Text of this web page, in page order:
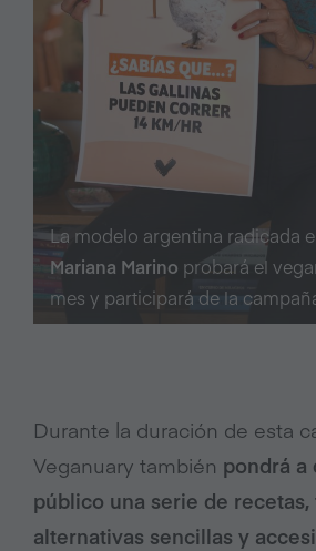
La modelo argentina radicada
Mariana Marino probará el
mes y participará de la
Durante la duración de esta
Veganuary también pondrá a
público una serie de recetas,
alternativas sencillas y